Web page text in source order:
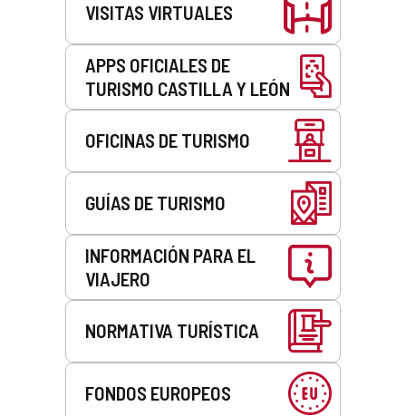
VISITAS VIRTUALES
APPS OFICIALES DE
TURISMO CASTILLA Y LEÓN
OFICINAS DE TURISMO
GUÍAS DE TURISMO
INFORMACIÓN PARA EL
VIAJERO
NORMATIVA TURÍSTICA
FONDOS EUROPEOS